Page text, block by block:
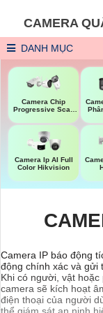
CAMERA
DANH MỤC
Camera Chip
Progressive Scan
Camera Ip AI Full
Color Hikvision
Camera IP báo động
động chính xác và gửi
Khi có người, vật
camera sẽ kích hoạt
điện thoại của người